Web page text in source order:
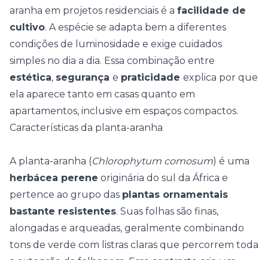
aranha em projetos residenciais é a facilidade de
cultivo. A espécie se adapta bem a diferentes
condições de luminosidade e exige cuidados
simples no dia a dia. Essa combinação entre
estética, segurança e praticidade explica por que
ela aparece tanto em casas quanto em
apartamentos, inclusive em espaços compactos.
Características da planta-aranha
A planta-aranha (Chlorophytum comosum) é uma
herbácea perene originária do sul da África e
pertence ao grupo das plantas ornamentais
bastante resistentes. Suas folhas são finas,
alongadas e arqueadas, geralmente combinando
tons de verde com listras claras que percorrem toda